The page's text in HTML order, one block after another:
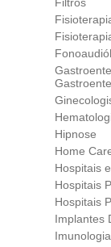
Hipnose
Home
Hospitais
Hospitais
Hospitais
Implantes
Imunologia